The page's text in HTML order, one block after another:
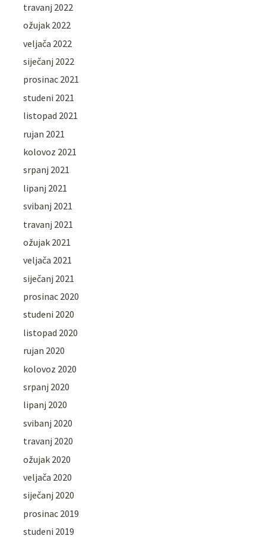
travanj 2022
ožujak 2022
veljača 2022
siječanj 2022
prosinac 2021
studeni 2021
listopad 2021
rujan 2021
kolovoz 2021
srpanj 2021
lipanj 2021
svibanj 2021
travanj 2021
ožujak 2021
veljača 2021
siječanj 2021
prosinac 2020
studeni 2020
listopad 2020
rujan 2020
kolovoz 2020
srpanj 2020
lipanj 2020
svibanj 2020
travanj 2020
ožujak 2020
veljača 2020
siječanj 2020
prosinac 2019
studeni 2019